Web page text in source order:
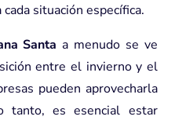
situación específica.
Santa a menudo se ve
entre el invierno y el
pueden aprovecharla
tanto, es esencial estar